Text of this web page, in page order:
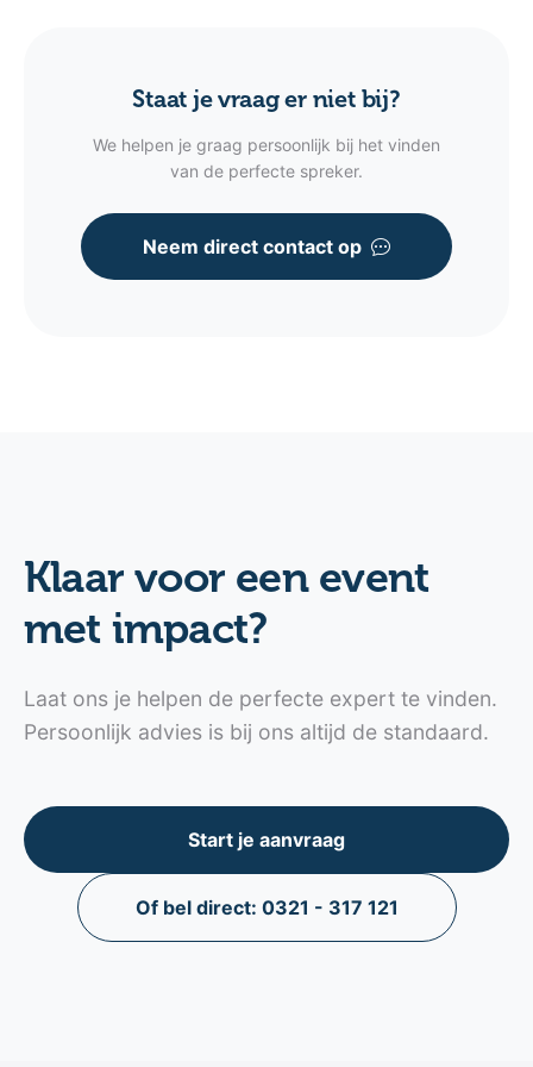
Staat je vraag er niet bij?
We helpen je graag persoonlijk bij het vinden
van de perfecte spreker.
Neem direct contact op
Klaar voor een event
met impact?
Laat ons je helpen de perfecte expert te vinden.
Persoonlijk advies is bij ons altijd de standaard.
Start je aanvraag
Of bel direct: 0321 - 317 121